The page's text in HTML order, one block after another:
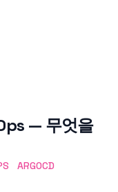
— 무엇을
ARGOCD